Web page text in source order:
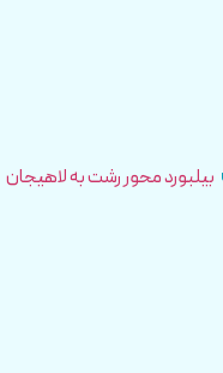
بیلبورد محور رشت به لاهیجان